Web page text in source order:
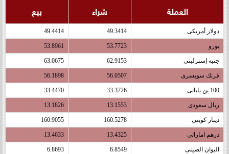
العملة شراء بيع
دولار أمريكى 49.3414
49.4414
يورو 53.7723
53.8961
جنيه إسترلينى 62.9153
63.0675
فرنك سويسرى 56.0507
56.1898
100 ين يابانى 33.3726
33.4470
ريال سعودى 13.1553
13.1826
دينار كويتى 160.5278
160.9055
درهم اماراتى 13.4325
13.4633
اليوان الصينى 6.8549
6.8693